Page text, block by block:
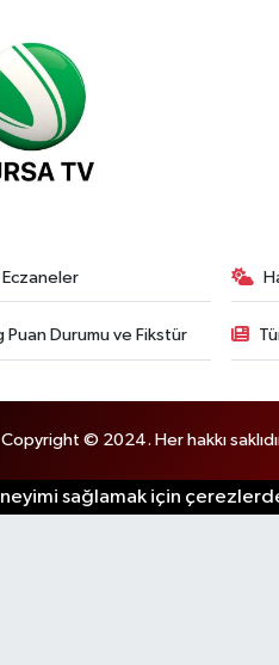
Puan Durumu ve Fikstür
Copyright © 2024. Her hakkı
sağlamak için